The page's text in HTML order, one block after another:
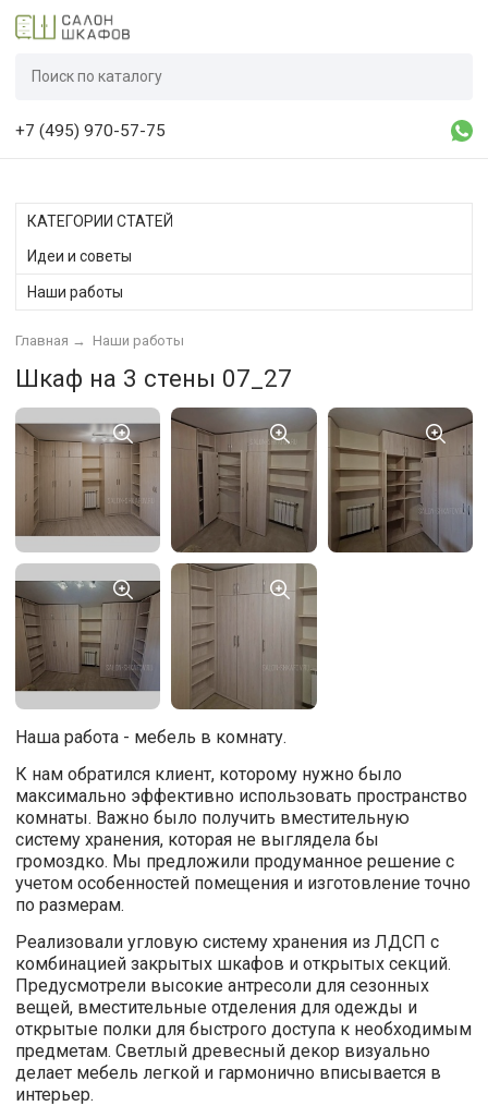
+7 (495) 970-57-75
КАТЕГОРИИ СТАТЕЙ
Идеи и советы
Наши работы
Главная → Наши работы
Шкаф на 3 стены 07_27​
Наша работа - мебель в комнату.
К нам обратился клиент, которому нужно было
максимально эффективно использовать пространство
комнаты. Важно было получить вместительную
систему хранения, которая не выглядела бы
громоздко. Мы предложили продуманное решение с
учетом особенностей помещения и изготовление точно
по размерам.
Реализовали угловую систему хранения из ЛДСП с
комбинацией закрытых шкафов и открытых секций.
Предусмотрели высокие антресоли для сезонных
вещей, вместительные отделения для одежды и
открытые полки для быстрого доступа к необходимым
предметам. Светлый древесный декор визуально
делает мебель легкой и гармонично вписывается в
интерьер.